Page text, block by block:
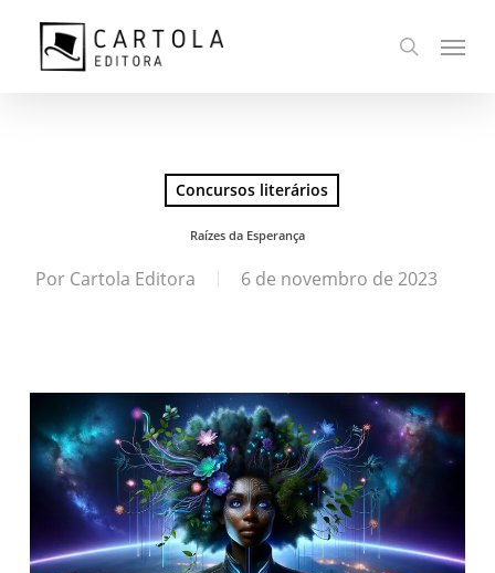
busca
Menu
Concursos literários
Raízes da Esperança
Por Cartola Editora 6 de novembro de 2023